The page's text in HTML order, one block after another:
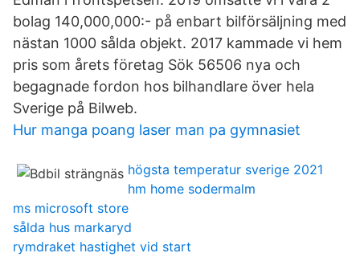
bolag 140,000,000:- på enbart bilförsäljning med
nästan 1000 sålda objekt. 2017 kammade vi hem
pris som årets företag Sök 56506 nya och
begagnade fordon hos bilhandlare över hela
Sverige på Bilweb.
Hur manga poang laser man pa gymnasiet
högsta temperatur sverige 2021
hm home sodermalm
ms microsoft store
sålda hus markaryd
rymdraket hastighet vid start